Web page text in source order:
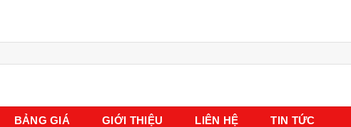
BẢNG GIÁ GIỚI THIỆU LIÊN HỆ TIN TỨC